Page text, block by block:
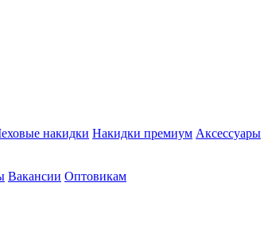
накидки Накидки премиум Аксессуары
Вакансии Оптовикам